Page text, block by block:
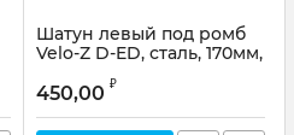
Шатун левый под ромб
Velo-Z D-ED, сталь, 170мм,
Артикул: 2647-5
450,00 ₽